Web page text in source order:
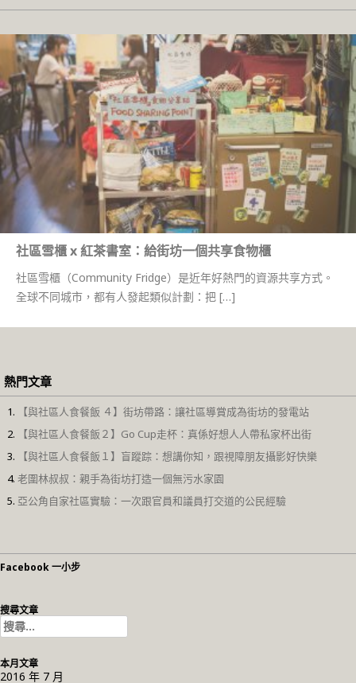
社區雪櫃 x 紅茶書室：給街坊一個共享食物櫃
社區雪櫃（Community Fridge）是近年好熱門的資源共享方式。
全球不同城市，都有人發起類似計劃：把 […]
熱門文章
【與社區人食餐飯 ４】街坊帶路：讓社區導賞成為街坊的發電站
【與社區人食餐飯２】Go Cup走杯：真係好想人人帶私家杯出街
【與社區人食餐飯１】盲蹤踪：想講你知，跟視障朋友攝影好快樂
老圍林叔叔：親手為街坊打造一個無污水家園
亞公角自家社區實驗：一次跟官員和議員打交道的公民經驗
Facebook 一小步
搜尋文章
搜
尋
關
鍵
本月文章
2016 年 7 月